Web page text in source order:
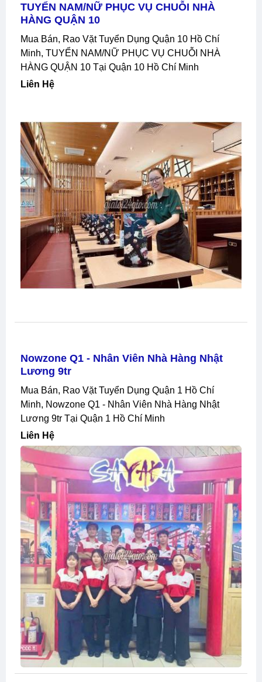
TUYỂN NAM/NỮ PHỤC VỤ CHUỖI NHÀ
HÀNG QUẬN 10
Mua Bán, Rao Vặt Tuyển Dụng Quận 10 Hồ Chí
Minh, TUYỂN NAM/NỮ PHỤC VỤ CHUỖI NHÀ
HÀNG QUẬN 10 Tại Quận 10 Hồ Chí Minh
Liên Hệ
Nowzone Q1 - Nhân Viên Nhà Hàng Nhật
Lương 9tr
Mua Bán, Rao Vặt Tuyển Dụng Quận 1 Hồ Chí
Minh, Nowzone Q1 - Nhân Viên Nhà Hàng Nhật
Lương 9tr Tại Quận 1 Hồ Chí Minh
Liên Hệ